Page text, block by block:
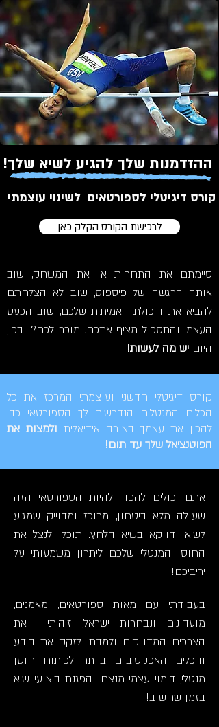
ההזדמנות שלך להגיע לשיא שלך!
קורס דיגיטלי לספורטאים לשינוי עוצמתי
לרכישת הקורס הקלק כאן
סיימתם את התחרות או את המשחק, שוב
אותה הרגשה של פיספוס, שוב לא הצלחתם
להביא את היכולת האמיתית שלכם, שוב הכעס
העצמי והתסכול מציף אתכם...מוכר לכם? ובכן,
היום יש מה לעשות!
קורס דיגיטלי חדשני ועוצמתי המרכז את כל
הכלים המנטלים הנדרשים לך הספורטאי כדי
להכין את עצמך בצורה אידיאלית ולמצות את
הפוטנציאל שלך עד תום!
אתם יכולים להפוך להיות הספורטאי הזה
שעולה מלא ביטחון, מרוכז ומדוייק שמגיע
לשיאו דווקא בשיא הלחץ. תוכלו לנצל את
החוסן המנטלי שלכם ליתרון משמעותי על
יריביכם!
בעבודתי עם מאות ספורטאים, מאמנים,
מועדונים ונבחרות ישראל, זיהיתי את
הצרכים המדוייקים ולמדתי לזקק את הידע
והכלים האפקטיביים ביותר לפיתוח חוסן
מנטלי, דימוי עצמי מנצח והפגנת ביצועי שיא
בזמן שחשוב!